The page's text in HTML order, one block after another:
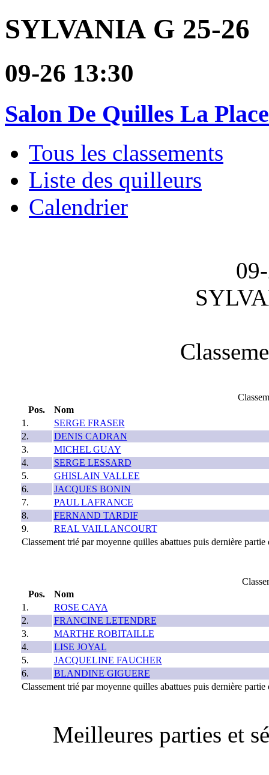
SYLVANIA G 25-26
09-26 13:30
Salon De Quilles La Place
Tous les classements
Liste des quilleurs
Calendrier
Pos.
Nom
1.
SERGE FRASER
2.
DENIS CADRAN
3.
MICHEL GUAY
4.
SERGE LESSARD
5.
GHISLAIN VALLEE
6.
JACQUES BONIN
7.
PAUL LAFRANCE
8.
FERNAND TARDIF
9.
REAL VAILLANCOURT
Classement trié par moyenne quilles abattues puis dernière
Pos.
Nom
1.
ROSE CAYA
2.
FRANCINE LETENDRE
3.
MARTHE ROBITAILLE
4.
LISE JOYAL
5.
JACQUELINE FAUCHER
6.
BLANDINE GIGUERE
Classement trié par moyenne quilles abattues puis dernière
Meilleures parties et